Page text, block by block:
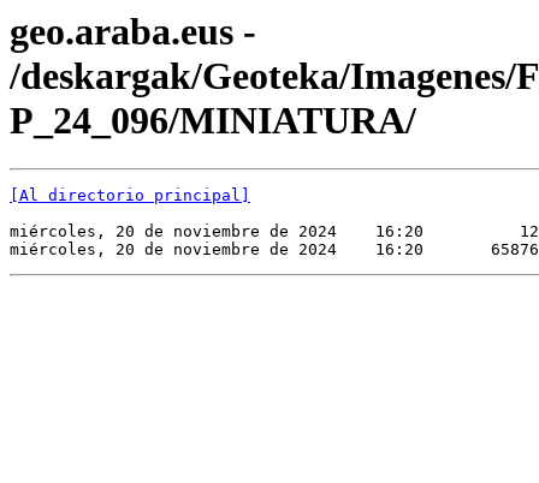
geo.araba.eus -
/deskargak/Geoteka/Imagenes/
P_24_096/MINIATURA/
[Al directorio principal]
miércoles, 20 de noviembre de 2024    16:20
miércoles, 20 de noviembre de 2024    16:20